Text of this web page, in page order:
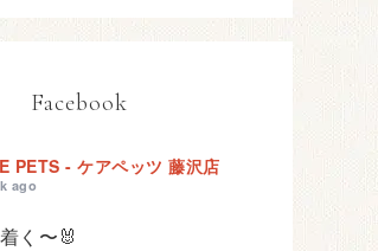
Facebook
PETS - ケアペッツ 藤沢店
ago
く〜🐰